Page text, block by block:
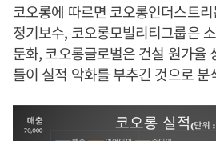
코오롱에 따르면 코오롱인더스트
정기보수, 코오롱모빌리티그룹은
둔화, 코오롱글로벌은 건설 원가율
들이 실적 악화를 부추긴 것으로 분